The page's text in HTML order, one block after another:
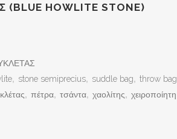
HOWLITE STONE)
, stone semiprecius, suddle bag, throw bag
, πέτρα, τσάντα, χαολίτης, χειροποίητη